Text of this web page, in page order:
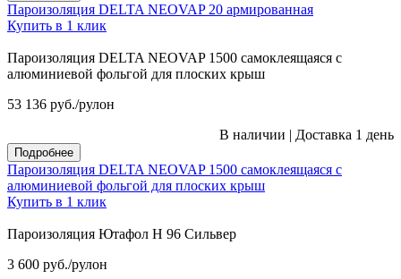
Пароизоляция DELTA NEOVAP 20 армированная
Купить в 1 клик
Пароизоляция DELTA NEOVAP 1500 самоклеящаяся с
алюминиевой фольгой для плоских крыш
53 136 руб./рулон
В наличии | Доставка 1 день
Подробнее
Пароизоляция DELTA NEOVAP 1500 самоклеящаяся с
алюминиевой фольгой для плоских крыш
Купить в 1 клик
Пароизоляция Ютафол Н 96 Сильвер
3 600 руб./рулон